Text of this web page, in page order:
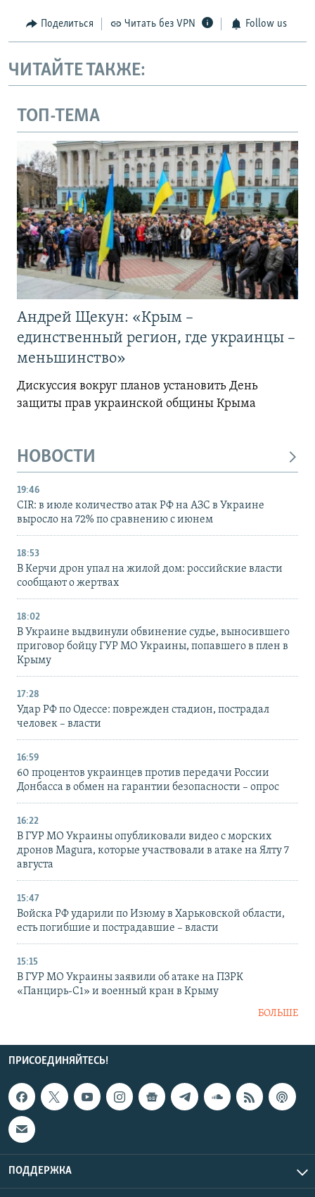
Поделиться Читать без VPN Follow us
ЧИТАЙТЕ ТАКЖЕ:
ТОП-ТЕМА
Андрей Щекун: «Крым –
единственный регион, где украинцы –
меньшинство»
Дискуссия вокруг планов установить День
защиты прав украинской общины Крыма
НОВОСТИ
19:46
CIR: в июле количество атак РФ на АЗС в Украине
выросло на 72% по сравнению с июнем
18:53
В Керчи дрон упал на жилой дом: российские власти
сообщают о жертвах
18:02
В Украине выдвинули обвинение судье, выносившего
приговор бойцу ГУР МО Украины, попавшего в плен в
Крыму
17:28
Удар РФ по Одессе: поврежден стадион, пострадал
человек – власти
16:59
60 процентов украинцев против передачи России
Донбасса в обмен на гарантии безопасности – опрос
16:22
В ГУР МО Украины опубликовали видео с морских
дронов Magura, которые участвовали в атаке на Ялту 7
августа
15:47
Войска РФ ударили по Изюму в Харьковской области,
есть погибшие и пострадавшие – власти
15:15
В ГУР МО Украины заявили об атаке на ПЗРК
«Панцирь-С1» и военный кран в Крыму
БОЛЬШЕ
ПРИСОЕДИНЯЙТЕСЬ!
ПОДДЕРЖКА